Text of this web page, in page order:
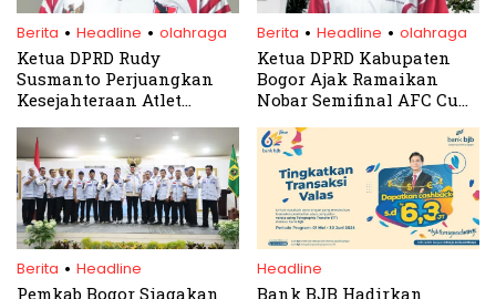
Berita . Headline . olahraga
Ketua DPRD Rudy
Susmanto Perjuangkan
Kesejahteraan Atlet
Porprov dan Peparda
Jabar 2026
Berita . Headline . olahraga
Ketua DPRD Kabupaten
Bogor Ajak Ramaikan
Nobar Semifinal AFC Cup
Uzbekistan di Stadion
Pakansari
Berita . Headline
Pemkab Bogor Siagakan
Headline
Bank BJB Hadirkan